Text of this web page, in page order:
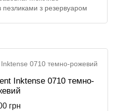
пезликами з резервуаром
Inktense 0710 темно-
грн